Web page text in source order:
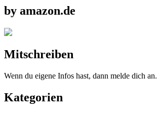
by amazon.de
Mitschreiben
Wenn du eigene Infos hast, dann melde dich an.
Kategorien